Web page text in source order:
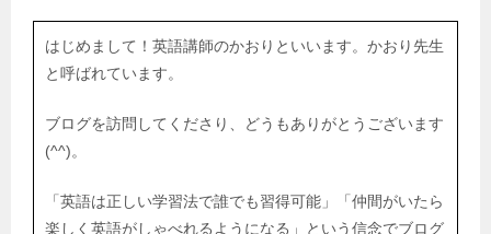
はじめまして！英語講師のかおりといいます。かおり先生
と呼ばれています。
ブログを訪問してくださり、どうもありがとうございます
(^^)。
「英語は正しい学習法で誰でも習得可能」「仲間がいたら
楽しく英語がしゃべれるようになる」という信念でブログ